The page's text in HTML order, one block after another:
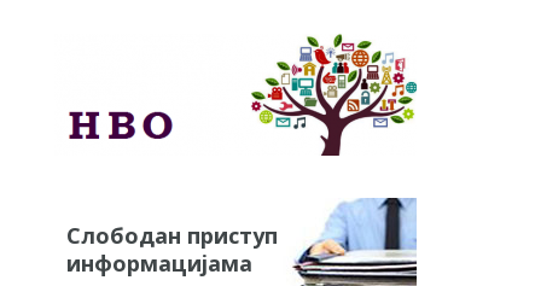
Слободан приступ
информацијама